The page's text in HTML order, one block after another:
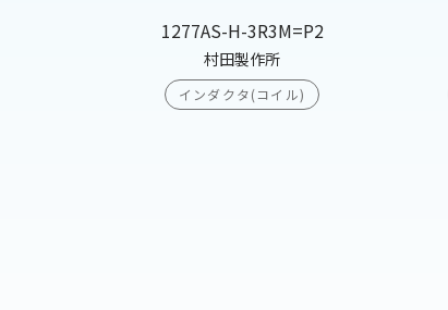
1277AS-H-3R3M=P2
村田製作所
インダクタ(コイル)